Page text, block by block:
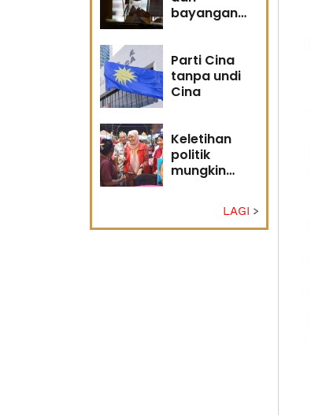
bayangan
Parti Cina
tanpa undi
Cina
Keletihan
politik
mungkin
Penganalisis
LAGI